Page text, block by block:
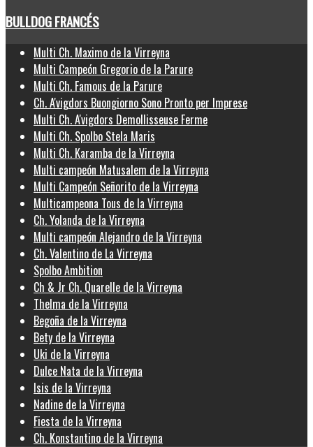
BULLDOG FRANCÉS
Multi Ch. Maximo de la Virreyna
Multi Campeón Gregorio de la Parure
Multi Ch. Famous de la Parure
Ch. A'vigdors Buongiorno Sono Pronto per Imprese
Multi Ch. A'vigdors Demollisseuse Ferme
Multi Ch. Spolbo Stela Maris
Multi Ch. Karamba de la Virreyna
Multi campeón Matusalem de la Virreyna
Multi Campeón Señorito de la Virreyna
Multicampeona Tous de la Virreyna
Ch. Yolanda de la Virreyna
Multi campeón Alejandro de la Virreyna
Ch. Valentino de La Virreyna
Spolbo Ambition
Ch & Jr Ch. Quarelle de la Virreyna
Thelma de la Virreyna
Begoña de la Virreyna
Bety de la Virreyna
Uki de la Virreyna
Dulce Nata de la Virreyna
Isis de la Virreyna
Nadine de la Virreyna
Fiesta de la Virreyna
Ch. Konstantino de la Virreyna